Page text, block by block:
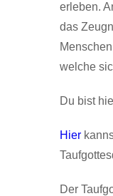
erleben.
das
welche
Du bist
Hier
Der